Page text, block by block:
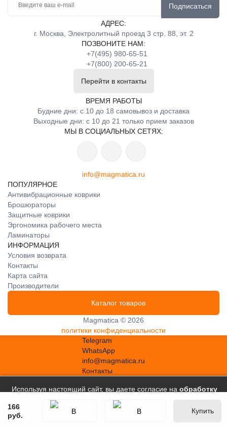
166
руб.
Купить
Подписаться
АДРЕС:
г. Москва, Электролитный проезд 3 стр. 88, эт. 2
ПОЗВОНИТЕ НАМ:
+7(495) 980-65-51
+7(800) 200-65-21
Перейти в контакты
ВРЕМЯ РАБОТЫ
Будние дни: с 10 до 18 самовывоз и доставка
Выходные дни: с 10 до 21 только прием заказов
МЫ В СОЦИАЛЬНЫХ СЕТЯХ:
info@magmatica.ru
ПОПУЛЯРНОЕ
Антивибрационные коврики
Брошюраторы
Защитные коврики
Эргономика рабочего места
Ламинаторы
ИНФОРМАЦИЯ
Условия возврата
Контакты
Карта сайта
Производители
Каталог товаров
Magmatica © 2026
политики конфиденциальности
Telegram
WhatsApp
info@magmatica.ru
Контакты
Используя настоящий сайт, вы даете согласие на обработку
файлов сookie
, в соответствии с
обработки персональных данных